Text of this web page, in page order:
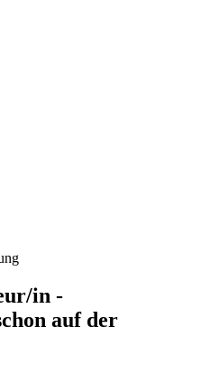
in -
auf der